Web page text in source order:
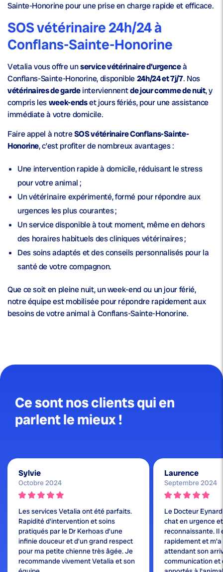
Sainte-Honorine pour une prise en charge rapide et efficace.
SOS vétérinaire 24h/24 à
Conflans-Sainte-Honorine
Vetalia vous offre unservice vétérinaire d’urgenceà
Conflans-Sainte-Honorine, disponible24h/24 et 7j/7. Nos
vétérinaires de gardeinterviennentde jour comme de nuit, y
compris lesweek-endset jours fériés, pour une assistance
immédiate à votre domicile.
Faire appel à notreSOS vétérinaire Conflans-Sainte-
Honorine, c’est profiter de nombreux avantages :
Une intervention rapide à domicile, réduisant le stress
pour votre animal ;
Unvétérinaire expérimenté, formé pour répondre aux
urgences les plus courantes ;
Un service disponible à tout moment, même en dehors
des horaires habituels des cliniques vétérinaires ;
Des soins adaptés et des conseils personnalisés pour la
santéde votre compagnon.
Que ce soit en pleine nuit, un week-end ou un jour férié,
notre équipe est mobilisée pour répondre rapidement aux
besoins de votre animal à Conflans-Sainte-Honorine.
Ce sont nos clients qui en
parlent le mieux !
Sylvie
Octobre 2024
Les services Vetalia ont été parfaits.
Rapidité d’intervention et soins
pratiqués par le Dr Kerhoas d’une
infinie douceur et d’un grand respect
pour ma petite chienne très âgée. Je
recommande vivement Vetalia et son
Laurence
Septembre 2024
Le Docteur
chat en urgence
reconnaissante. Il
rapidement et m'a
attendant son
communication et